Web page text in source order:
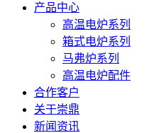
产品中心
高温电炉系列
箱式电炉系列
马弗炉系列
高温电炉配件
合作客户
关于崇鼎
新闻资讯